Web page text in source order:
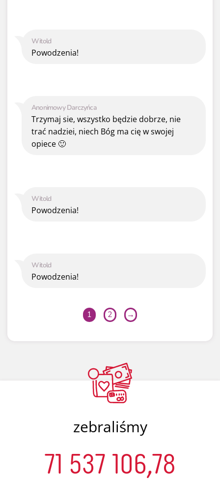
Witold
Powodzenia!
Witold
Powodzenia!
Anonimowy Darczyńca
Trzymaj sie, wszystko będzie dobrze, nie
trać nadziei, niech Bóg ma cię w swojej
opiece 🙂
Witold
Powodzenia!
1 2 →
zebraliśmy
71 537 106,78